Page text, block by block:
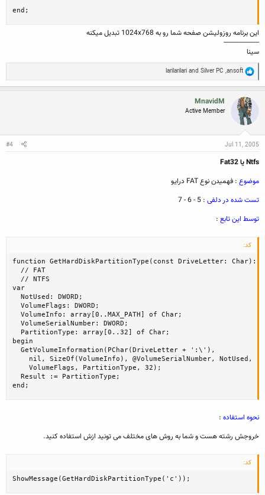
end;
اين برنامه روزوليشن صفحه شما رو به 1024x768 تبديل ميكنه
--------------------
سينا
R
e
a
c
t
i
o
n
:
ansoft
,
Silver PC
larilarilari
MnavidM
Active Member
Jul 11, 2005
#4
Ntfs یا Fat32
موضوع : فهمیدن نوع FAT درایو
تست شده در دلفی : 5 - 6 - 7
توسط این تابع :
کد:
function GetHardDiskPartitionType(const DriveLetter: Char):
  // FAT
  // NTFS
var
  NotUsed: DWORD;
  VolumeFlags: DWORD;
  VolumeInfo: array[0..MAX_PATH] of Char;
  VolumeSerialNumber: DWORD;
  PartitionType: array[0..32] of Char;
begin
  GetVolumeInformation(PChar(DriveLetter + ':\'),
    nil, SizeOf(VolumeInfo), @VolumeSerialNumber, NotUsed,
    VolumeFlags, PartitionType, 32);
  Result := PartitionType;
end;
نحوه استفاده :
خروجش رشته هست و شما به روش های مختلف می تونید ازش استفاده کنید.
کد:
ShowMessage(GetHardDiskPartitionType('c'));